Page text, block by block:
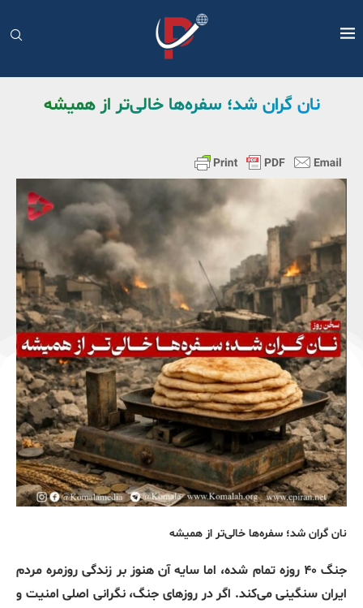
نان گران شد؛ سفره‌ها خالی‌تر از همیشه
نان گران شد؛ سفره‌ها خالی‌تر از همیشه
جنگ ۴۰ روزه تمام شده، اما سایه آن هنوز بر زندگی روزمره مردم
ایران سنگینی می‌کند. اگر در روزهای جنگ، نگرانی اصلی امنیت و